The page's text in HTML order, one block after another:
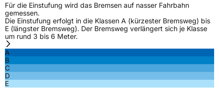
Für die Einstufung wird das Bremsen auf nasser Fahrbahn
gemessen.
Die Einstufung erfolgt in die Klassen A (kürzester Bremsweg) bis
E (längster Bremsweg). Der Bremsweg verlängert sich je Klasse
um rund 3 bis 6 Meter.
A
B
C
D
E